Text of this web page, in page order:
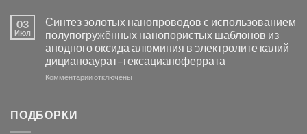
в
видимом
свете
с
помощью
модификации
серебра
с
электродов
серебра
и
03
Июл
Синтез золотых нанопроводов с использованием
полупогружённых нанопористых шаблонов из
анодного оксида алюминия в электролите калий
дицианоаурат–гексацианоферрата
Комментариикотключены
ПОДБОРКИ